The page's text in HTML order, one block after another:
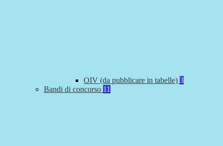
OIV (da pubblicare in tabelle) 3
Bandi di concorso 11